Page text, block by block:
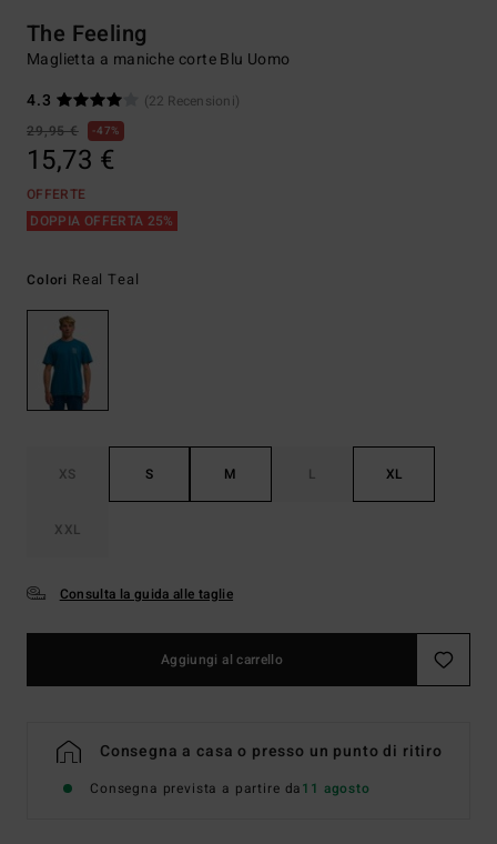
The Feeling
Maglietta a maniche corte Blu Uomo
4.3
(22 Recensioni)
29,95 €
47%
15,73 €
OFFERTE
DOPPIA OFFERTA 25%
Colori Real Teal
XS S M L XL
XXL
Consulta la guida alle taglie
Aggiungi al carrello
Consegna a casa o presso un punto di ritiro
Consegna prevista a partire da11 agosto